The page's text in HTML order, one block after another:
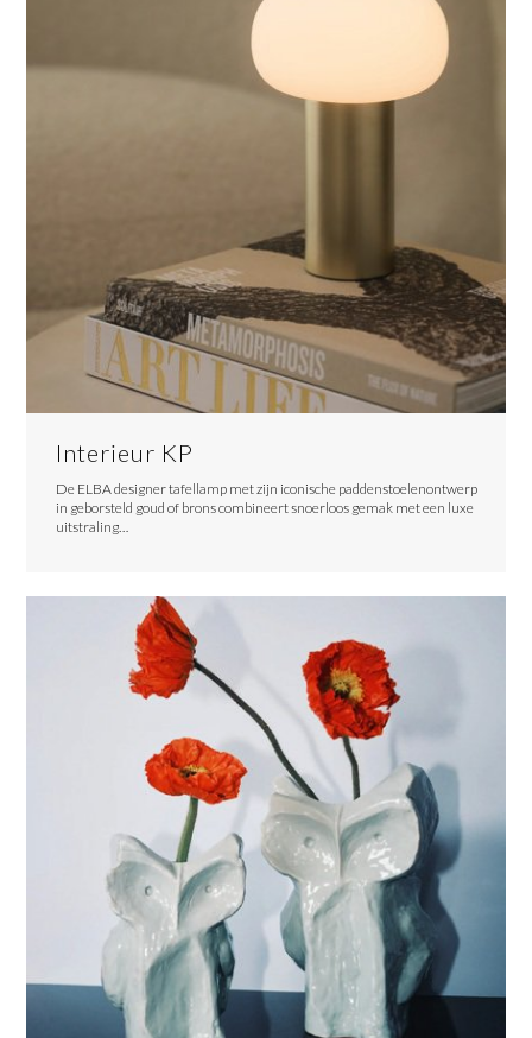
Interieur KP
De ELBA designer tafellamp met zijn iconische paddenstoelenontwerp
in geborsteld goud of brons combineert snoerloos gemak met een luxe
uitstraling…